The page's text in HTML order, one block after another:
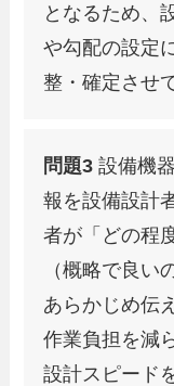
となるため、
や勾配の設定
整・確定させ
問題3 設備機
報を設備設計
者が「どの程
（概略で良い
あらかじめ伝
作業負担を減
設計スピード